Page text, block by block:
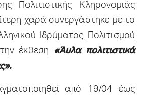
Πολιτιστικής Κληρονομιάς
χαρά συνεργάστηκε με το
Ιδρύματος Πολιτισμού
έκθεση «Άυλα πολιτιστικά
από 19/04 έως